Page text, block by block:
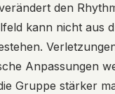
den
kann nicht aus
Anpassungen
Gruppe stärker